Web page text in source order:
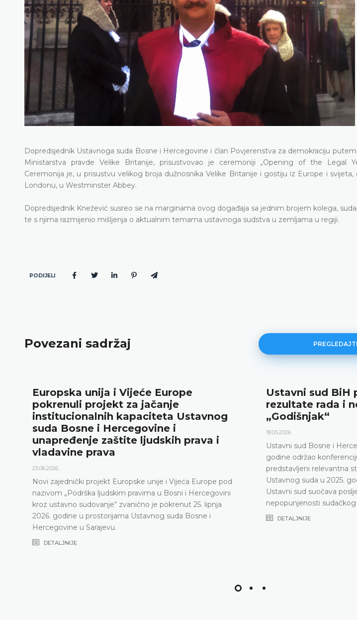
Dopredsjednik Ustavnoga suda Bosne i Hercegovine i član Povjerenstva za demokraciju
Ministarstva pravde Velike Britanije, prisustvovao je ceremoniji „Opening of the Legal
Ceremonija je, u prisustvu velikog broja dužnosnika Velike Britanije i gostiju iz Europe i svijeta,
Londonu, u Westminster Abbey.
Dopredsjednik Knežević susreo se na marginama ovog događaja sa jednim brojem kolega,
te s njima razmijenio mišljenja o aktualnim temama ustavnoga sudstva u zemljama u regiji.
PODIJELI
Povezani sadržaj
Europska unija i Vijeće Europe
pokrenuli projekt za jačanje
institucionalnih kapaciteta Ustavnog
suda Bosne i Hercegovine i
unapređenje zaštite ljudskih prava i
vladavine prava
25.06.2026.
Novi zajednički projekt Europske unije i Vijeća Europe pod
nazivom „Podrška ljudskim pravima u Bosni i Hercegovini
kroz ustavno sudovanje“ zvanično je pokrenut 25. lipnja
2026. godine u prostorijama Ustavnog suda Bosne i
Hercegovine u Sarajevu.
DETALJNIJE
Ustavni sud BiH
rezultate rada i
„Godišnjak“
18.05.2026.
Ustavni sud Bosne i
godine održao
predstavljeni relevantna
Ustavnog suda u 2025.
Ustavni sud suočava
nepopunjenosti sudačkog
DETALJNIJE